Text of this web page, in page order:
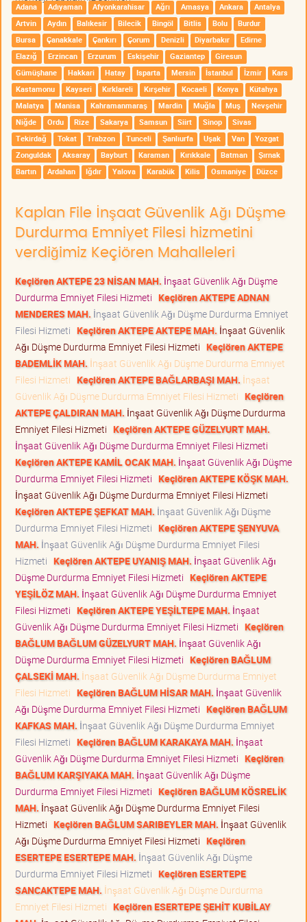
Adana Adıyaman Afyonkarahisar Ağrı Amasya Ankara
Antalya
Artvin
Aydın Balıkesir Bilecik Bingöl Bitlis Bolu
Burdur
Bursa
Çanakkale Çankırı Çorum Denizli Diyarbakır
Edirne
Elazığ
Erzincan Erzurum Eskişehir Gaziantep
Giresun
Gümüşhane
Hakkari Hatay Isparta Mersin İstanbul İzmir
Kars
Kastamonu
Kayseri Kırklareli Kırşehir Kocaeli Konya
Kütahya
Malatya
Manisa Kahramanmaraş Mardin Muğla Muş
Nevşehir
Niğde
Ordu Rize Sakarya Samsun Siirt Sinop
Sivas
Tekirdağ
Tokat Trabzon Tunceli Şanlıurfa Uşak Van
Yozgat
Zonguldak
Aksaray Bayburt Karaman Kırıkkale Batman
Şırnak
Bartın
Ardahan Iğdır Yalova Karabük Kilis Osmaniye Düzce
Kaplan File İnşaat Güvenlik Ağı Düşme
Durdurma Emniyet Filesi hizmetini
verdiğimiz Keçiören Mahalleleri
Keçiören AKTEPE 23 NİSAN MAH. İnşaat Güvenlik Ağı Düşme
Durdurma Emniyet Filesi Hizmeti Keçiören AKTEPE ADNAN
MENDERES MAH. İnşaat Güvenlik Ağı Düşme Durdurma Emniyet
Filesi Hizmeti Keçiören AKTEPE AKTEPE MAH. İnşaat Güvenlik
Ağı Düşme Durdurma Emniyet Filesi Hizmeti Keçiören AKTEPE
BADEMLİK MAH. İnşaat Güvenlik Ağı Düşme Durdurma Emniyet
Filesi Hizmeti Keçiören AKTEPE BAĞLARBAŞI MAH. İnşaat
Güvenlik Ağı Düşme Durdurma Emniyet Filesi Hizmeti Keçiören
AKTEPE ÇALDIRAN MAH. İnşaat Güvenlik Ağı Düşme Durdurma
Emniyet Filesi Hizmeti Keçiören AKTEPE GÜZELYURT MAH.
İnşaat Güvenlik Ağı Düşme Durdurma Emniyet Filesi Hizmeti
Keçiören AKTEPE KAMİL OCAK MAH. İnşaat Güvenlik Ağı Düşme
Durdurma Emniyet Filesi Hizmeti Keçiören AKTEPE KÖŞK MAH.
İnşaat Güvenlik Ağı Düşme Durdurma Emniyet Filesi Hizmeti
Keçiören AKTEPE ŞEFKAT MAH. İnşaat Güvenlik Ağı Düşme
Durdurma Emniyet Filesi Hizmeti Keçiören AKTEPE ŞENYUVA
MAH. İnşaat Güvenlik Ağı Düşme Durdurma Emniyet Filesi
Hizmeti Keçiören AKTEPE UYANIŞ MAH. İnşaat Güvenlik Ağı
Düşme Durdurma Emniyet Filesi Hizmeti Keçiören AKTEPE
YEŞİLÖZ MAH. İnşaat Güvenlik Ağı Düşme Durdurma Emniyet
Filesi Hizmeti Keçiören AKTEPE YEŞİLTEPE MAH. İnşaat
Güvenlik Ağı Düşme Durdurma Emniyet Filesi Hizmeti Keçiören
BAĞLUM BAĞLUM GÜZELYURT MAH. İnşaat Güvenlik Ağı
Düşme Durdurma Emniyet Filesi Hizmeti Keçiören BAĞLUM
ÇALSEKİ MAH. İnşaat Güvenlik Ağı Düşme Durdurma Emniyet
Filesi Hizmeti Keçiören BAĞLUM HİSAR MAH. İnşaat Güvenlik
Ağı Düşme Durdurma Emniyet Filesi Hizmeti Keçiören BAĞLUM
KAFKAS MAH. İnşaat Güvenlik Ağı Düşme Durdurma Emniyet
Filesi Hizmeti Keçiören BAĞLUM KARAKAYA MAH. İnşaat
Güvenlik Ağı Düşme Durdurma Emniyet Filesi Hizmeti Keçiören
BAĞLUM KARŞIYAKA MAH. İnşaat Güvenlik Ağı Düşme
Durdurma Emniyet Filesi Hizmeti Keçiören BAĞLUM KÖSRELİK
MAH. İnşaat Güvenlik Ağı Düşme Durdurma Emniyet Filesi
Hizmeti Keçiören BAĞLUM SARIBEYLER MAH. İnşaat Güvenlik
Ağı Düşme Durdurma Emniyet Filesi Hizmeti Keçiören
ESERTEPE ESERTEPE MAH. İnşaat Güvenlik Ağı Düşme
Durdurma Emniyet Filesi Hizmeti Keçiören ESERTEPE
SANCAKTEPE MAH. İnşaat Güvenlik Ağı Düşme Durdurma
Emniyet Filesi Hizmeti Keçiören ESERTEPE ŞEHİT KUBİLAY